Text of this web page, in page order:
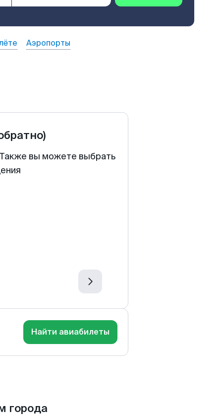
Аэропорты
вы можете выбрать
Найти авиабилеты
города